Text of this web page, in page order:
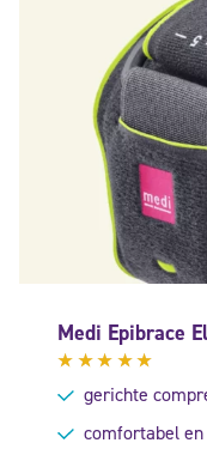
Medi Epibrace
Gewaardeerd
5.00 uit
gerichte
comfortabel